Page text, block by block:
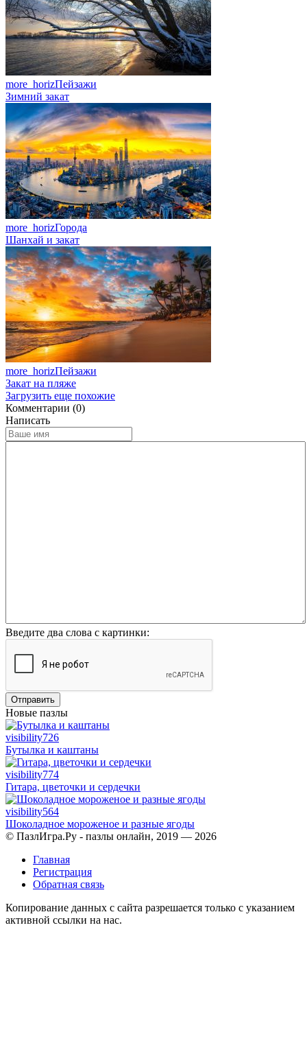
more_horizПейзажи
Зимний закат
more_horizГорода
Шанхай и закат
more_horizПейзажи
Закат на пляже
Загрузить еще похожие
Комментарии (0)
Написать
Введите два слова с картинки:
Отправить
Новые пазлы
visibility726
Бутылка и каштаны
visibility774
Гитара, цветочки и сердечки
visibility564
Шоколадное мороженое и разные ягоды
© ПазлИгра.Ру - пазлы онлайн, 2019 — 2026
Главная
Регистрация
Обратная связь
Копирование данных с сайта разрешается только с указанием
активной ссылки на нас.